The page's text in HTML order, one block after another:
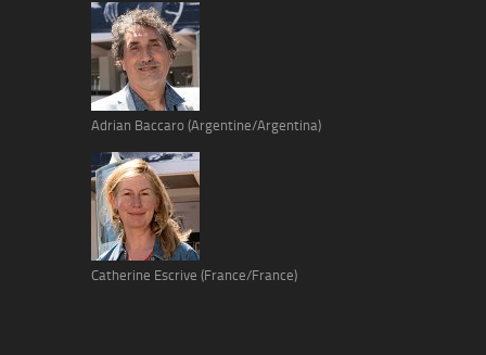
Adrian Baccaro (Argentine/Argentina)
Catherine Escrive (France/France)